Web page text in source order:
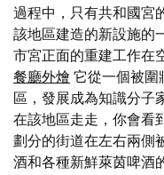
過程中，只有共和國宮
該地區建造的新設施的
市宮正面的重建工作在
餐廳外燴 它從一個被圍
區，發展成為知識分子
在該地區走走，你會看
劃分的街道在左右兩側
酒和各種新鮮萊茵啤酒